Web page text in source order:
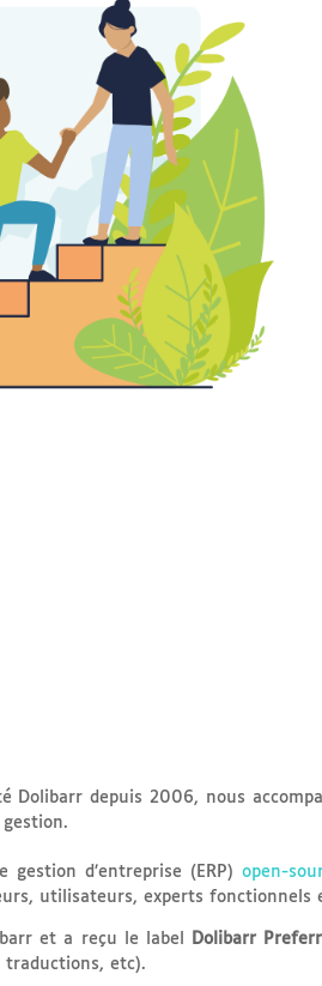
depuis 2006, nous
d’entreprise (ERP) open-
utilisateurs, experts fonctionnels
et a reçu le label Dolibarr
etc).